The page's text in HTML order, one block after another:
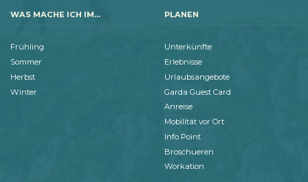
WAS MACHE ICH IM...
Frühling
Sommer
Herbst
Winter
PLANEN
Unterkünfte
Erlebnisse
Urlaubsangebote
Garda Guest Card
Anreise
Mobilität vor Ort
Info Point
Broschueren
Workation